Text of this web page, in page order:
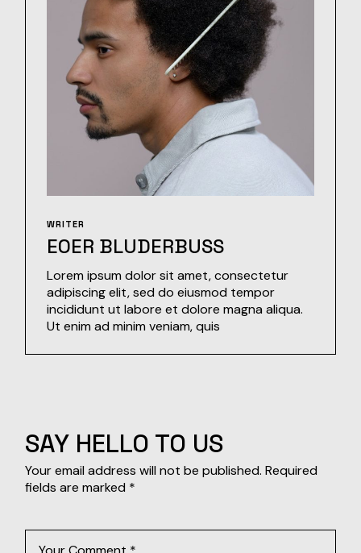
WRITER
EOER BLUDERBUSS
Lorem ipsum dolor sit amet, consectetur
adipiscing elit, sed do eiusmod tempor
incididunt ut labore et dolore magna aliqua.
Ut enim ad minim veniam, quis
SAY HELLO TO US
Your email address will not be published. Required
fields are marked *